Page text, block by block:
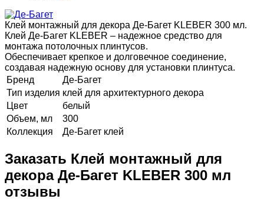
Клей монтажный для декора Де-Багет KLEBER 300 мл.
Клей Де-Багет KLEBER – надежное средство для
монтажа потолочных плинтусов.
Обеспечивает крепкое и долговечное соединение,
создавая надежную основу для установки плинтуса.
Бренд
Де-Багет
Тип изделия клей для архитектурного декора
Цвет
белый
Объем, мл
300
Коллекция
Де-Багет клей
Заказать Клей монтажный для
декора Де-Багет KLEBER 300 мл
отзывы